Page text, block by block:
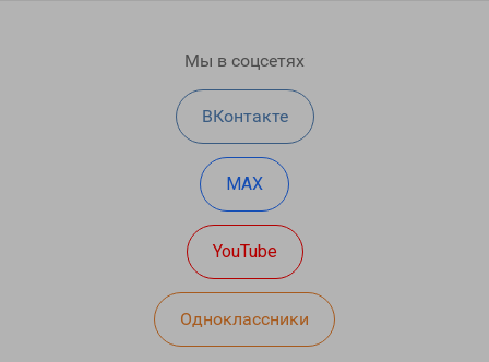
Мы в соцсетях
ВКонтакте
MAX
YouTube
Одноклассники